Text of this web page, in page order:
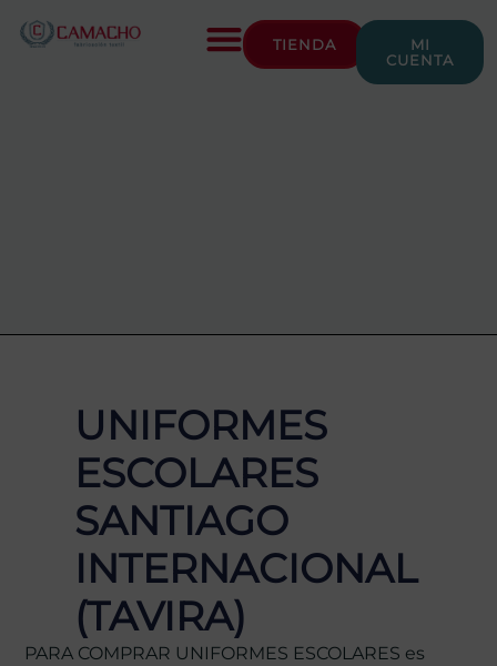
TIENDA
MI
CUENTA
UNIFORMES
ESCOLARES
SANTIAGO
INTERNACIONAL
(TAVIRA)
PARA COMPRAR UNIFORMES ESCOLARES es